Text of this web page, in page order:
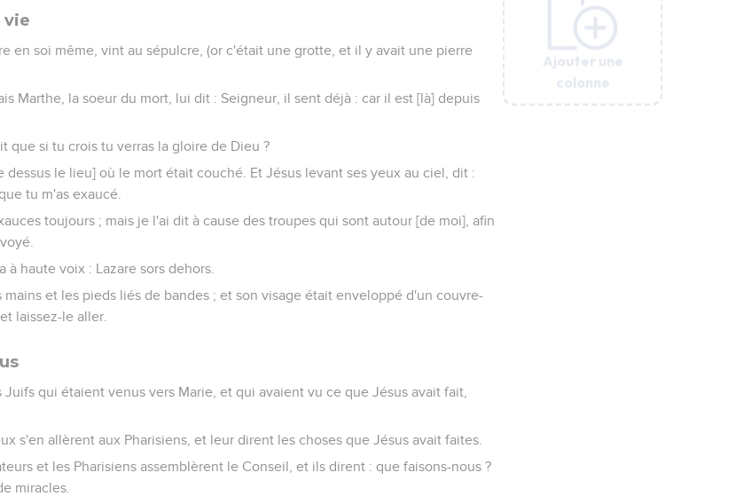
Ajouter une
colonne
vie
en soi même, vint au sépulcre, (or c'était une grotte, et il y avait une pierre
Marthe, la soeur du mort, lui dit : Seigneur, il sent déjà : car il est [là] depuis
que si tu crois tu verras la gloire de Dieu ?
dessus le lieu] où le mort était couché. Et Jésus levant ses yeux au ciel, dit :
tu m'as exaucé.
toujours ; mais je l'ai dit à cause des troupes qui sont autour [de moi], afin
à haute voix : Lazare sors dehors.
et les pieds liés de bandes ; et son visage était enveloppé d'un couvre-
laissez-le aller.
qui étaient venus vers Marie, et qui avaient vu ce que Jésus avait fait,
s'en allèrent aux Pharisiens, et leur dirent les choses que Jésus avait faites.
et les Pharisiens assemblèrent le Conseil, et ils dirent : que faisons-nous ?
miracles.
Ajouter une
colonne
Ajouter une
colonne
Ajouter une
colonne
Ajouter une
colonne